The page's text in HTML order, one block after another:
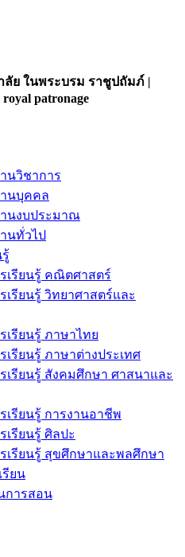
ลัย ในพระบรม ราชูปถัมภ์ |
patronage
นวิชาการ
นบุคคล
นงบประมาณ
นทั่วไป
เรียนรู้ คณิตศาสตร์
เรียนรู้ วิทยาศาสตร์และ
เรียนรู้ ภาษาไทย
เรียนรู้ ภาษาต่างประเทศ
เรียนรู้ สังคมศึกษา ศาสนาและ
เรียนรู้ การงานอาชีพ
เรียนรู้ ศิลปะ
เรียนรู้ สุขศึกษาและพลศึกษา
ยน
การสอน